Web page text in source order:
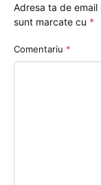
Adresa ta de
sunt marcate cu *
Comentariu *